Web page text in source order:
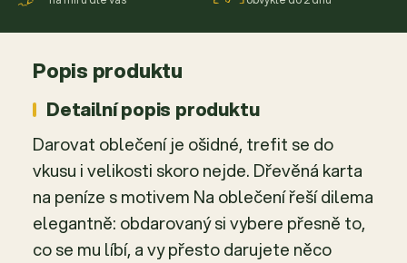
Popis produktu
Detailní popis produktu
Darovat oblečení je ošidné, trefit se do
vkusu i velikosti skoro nejde. Dřevěná karta
na peníze s motivem Na oblečení řeší dilema
elegantně: obdarovaný si vybere přesně to,
co se mu líbí, a vy přesto darujete něco